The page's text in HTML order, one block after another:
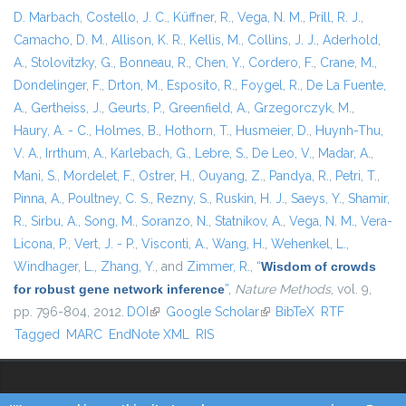
D. Marbach, Costello, J. C., Küffner, R., Vega, N. M., Prill, R. J.,
Camacho, D. M., Allison, K. R., Kellis, M., Collins, J. J., Aderhold,
A., Stolovitzky, G., Bonneau, R., Chen, Y., Cordero, F., Crane, M.,
Dondelinger, F., Drton, M., Esposito, R., Foygel, R., De La Fuente,
A., Gertheiss, J., Geurts, P., Greenfield, A., Grzegorczyk, M.,
Haury, A. - C., Holmes, B., Hothorn, T., Husmeier, D., Huynh-Thu,
V. A., Irrthum, A., Karlebach, G., Lebre, S., De Leo, V., Madar, A.,
Mani, S., Mordelet, F., Ostrer, H., Ouyang, Z., Pandya, R., Petri, T.,
Pinna, A., Poultney, C. S., Rezny, S., Ruskin, H. J., Saeys, Y., Shamir,
R., Sirbu, A., Song, M., Soranzo, N., Statnikov, A., Vega, N. M., Vera-
Licona, P., Vert, J. - P., Visconti, A., Wang, H., Wehenkel, L.,
Windhager, L., Zhang, Y., and Zimmer, R., “Wisdom of crowds
for robust gene network inference”, Nature Methods, vol. 9,
pp. 796-804, 2012. DOI (link is external)
Google Scholar(link is external)
BibTeX RTF
Tagged MARC EndNote XML RIS